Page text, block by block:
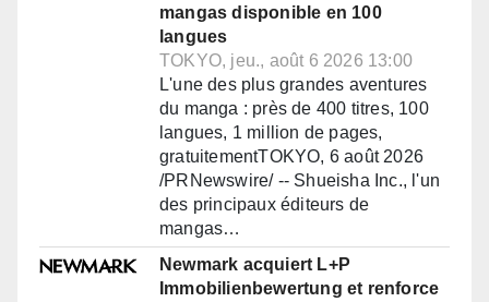
mangas disponible en 100
langues
TOKYO, jeu., août 6 2026 13:00
L'une des plus grandes aventures
du manga : près de 400 titres, 100
langues, 1 million de pages,
gratuitementTOKYO, 6 août 2026
/PRNewswire/ -- Shueisha Inc., l'un
des principaux éditeurs de
mangas…
Newmark acquiert L+P
Immobilienbewertung et renforce